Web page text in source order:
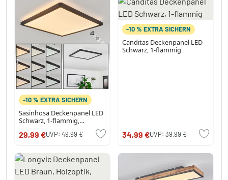
-10 % EXTRA SICHERN
Sasinhosa Deckenpanel LED
Schwarz, 1-flammig,
29,99 €UVP:49,99 €
-10 % EXTRA SICHERN
Canditas Deckenpanel LED
Schwarz, 1-flammig
34,99 €UVP:39,99 €